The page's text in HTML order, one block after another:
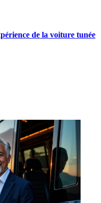
de la voiture tunée